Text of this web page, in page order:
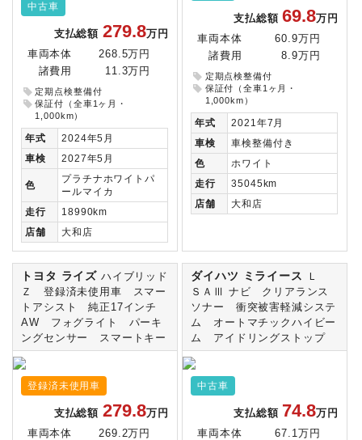
中古車
支払総額 279.8万円
車両本体
268.5万円
諸費用
11.3万円
定期点検整備付
保証付（全車1ヶ月・
1,000km）
年式
2024年5月
車検
2027年5月
色
プラチナホワイトパ
ールマイカ
走行
18990km
店舗
大和店
支払総額69.8万円
車両本体
60.9万円
諸費用
8.9万円
定期点検整備付
保証付（全車1ヶ月・
1,000km）
年式
2021年7月
車検
車検整備付き
色
ホワイト
走行
35045km
店舗
大和店
トヨタ ライズ ハイブリッド
Ｚ 登録済未使用車 スマー
トアシスト 純正17インチ
AW フォグライト パーキ
ングセンサー スマートキー
登録済未使用車
支払総額 279.8万円
車両本体
269.2万円
ダイハツ ミライース
Ｌ
ＳＡⅢ ナビ クリアランス
ソナー 衝突被害軽減システ
ム オートマチックハイビー
ム アイドリングストップ
中古車
支払総額 74.8万円
車両本体
67.1万円